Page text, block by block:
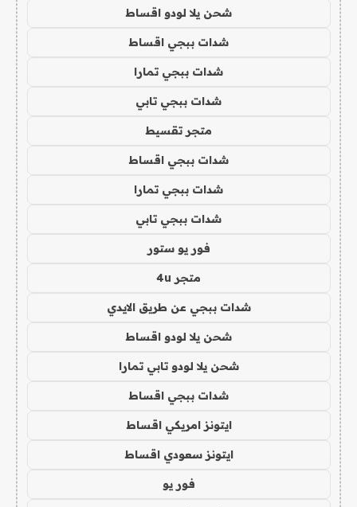
شحن يلا لودو اقساط
شدات ببجي اقساط
شدات ببجي تمارا
شدات ببجي تابي
متجر تقسيط
شدات ببجي اقساط
شدات ببجي تمارا
شدات ببجي تابي
فور يو ستور
متجر 4u
شدات ببجي عن طريق الايدي
شحن يلا لودو اقساط
شحن يلا لودو تابي تمارا
شدات ببجي اقساط
ايتونز امريكي اقساط
ايتونز سعودي اقساط
فور يو